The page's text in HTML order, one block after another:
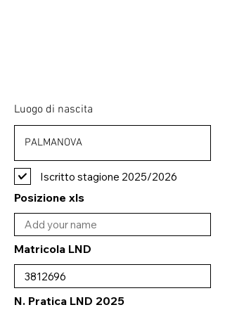
Luogo di nascita
Iscritto stagione 2025/2026
Posizione xls
Matricola LND
N. Pratica LND 2025